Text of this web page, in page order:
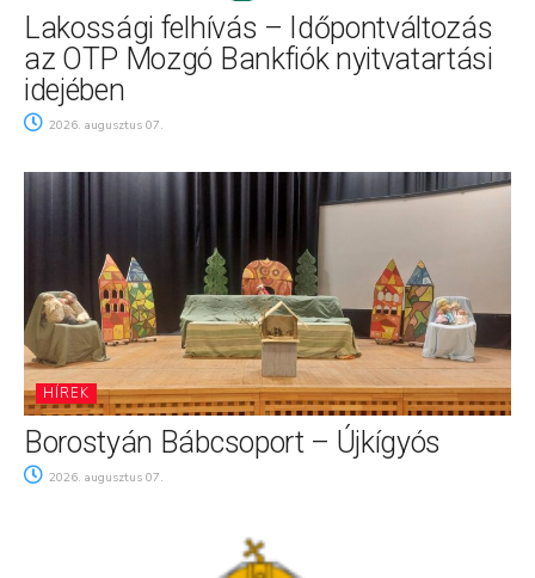
Lakossági felhívás – Időpontváltozás
az OTP Mozgó Bankfiók nyitvatartási
idejében
2026. augusztus 07.
HÍREK
Borostyán Bábcsoport – Újkígyós
2026. augusztus 07.